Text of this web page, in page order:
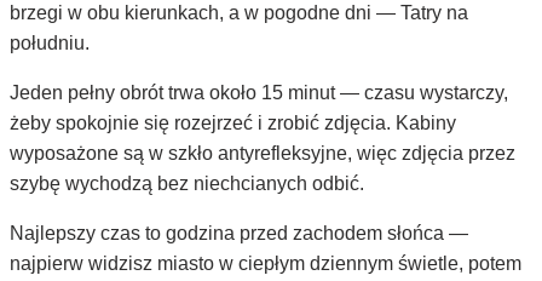
brzegi w obu kierunkach, a w pogodne dni — Tatry na
południu.
Jeden pełny obrót trwa około 15 minut — czasu wystarczy,
żeby spokojnie się rozejrzeć i zrobić zdjęcia. Kabiny
wyposażone są w szkło antyrefleksyjne, więc zdjęcia przez
szybę wychodzą bez niechcianych odbić.
Najlepszy czas to godzina przed zachodem słońca —
najpierw widzisz miasto w ciepłym dziennym świetle, potem